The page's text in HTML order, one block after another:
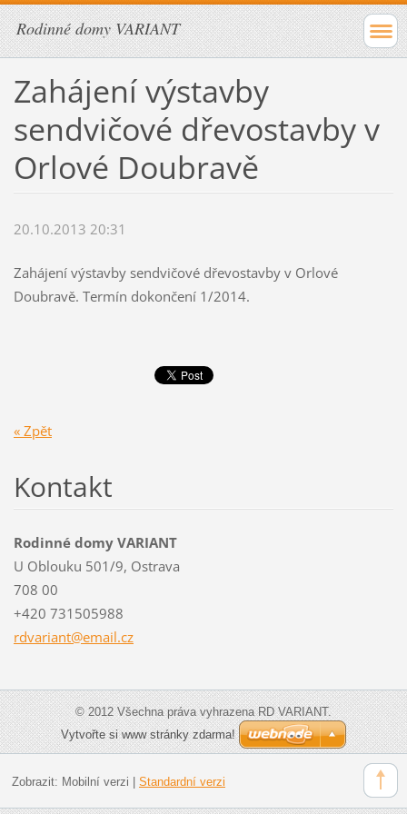
Rodinné domy VARIANT
Zahájení výstavby
sendvičové dřevostavby v
Orlové Doubravě
20.10.2013 20:31
Zahájení výstavby sendvičové dřevostavby v Orlové
Doubravě. Termín dokončení 1/2014.
« Zpět
Kontakt
Rodinné domy VARIANT
U Oblouku 501/9, Ostrava
708 00
+420 731505988
rdvariant@email.cz
© 2012 Všechna práva vyhrazena RD VARIANT.
Vytvořte si www stránky zdarma!
Zobrazit: Mobilní verzi Standardní verzi